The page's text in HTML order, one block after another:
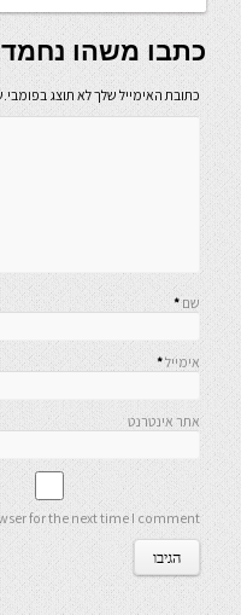
כתבו משהו
כתובת האימייל שלך לא תוצג
שם *
אימייל*
אתר אינטרנט
for the next time I comment.